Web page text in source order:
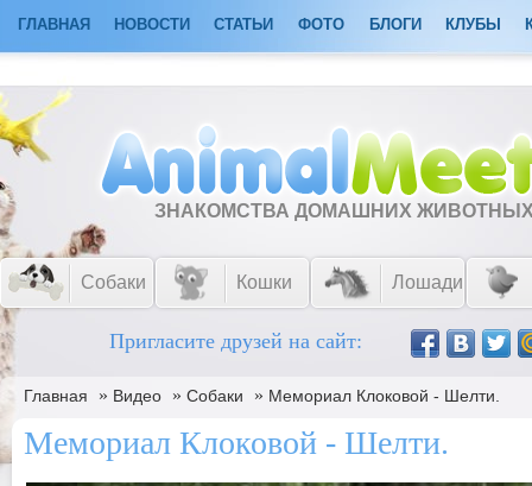
ГЛАВНАЯ НОВОСТИ СТАТЬИ ФОТО БЛОГИ КЛУБЫ
ЗНАКОМСТВА ДОМАШНИХ
Собаки Кошки Лошади
Пригласите друзей на сайт:
Главная » Видео » Собаки » Мемориал Клоковой - Шелти.
Мемориал Клоковой - Шелти.